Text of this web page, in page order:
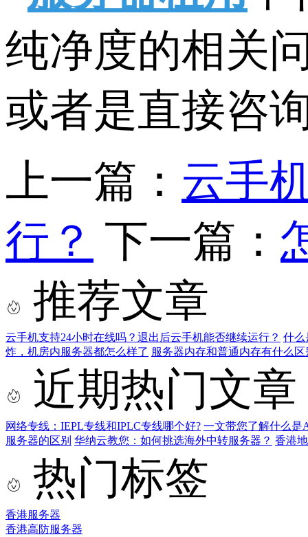
纯净度的相关
或者是直接咨
上一篇： 云手
行？ 下一篇：
推荐文章
云手机支持24小时在线吗？退出后云手机能否继续运行？ 什么
炸，机房内服务器都怎么样了 服务器内存和普通内存有什么区
近期热门文章
网络专线：IEPL专线和IPLC专线哪个好? 一文带您了解什么是
服务器的区别 华纳云教您：如何挑选海外中转服务器？ 香港
热门标签
香港服务器
香港高防服务器